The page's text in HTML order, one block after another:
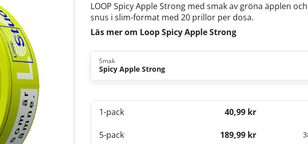
LOOP Spicy Apple Strong med smak av gröna äpplen
snus i slim-format med 20 prillor per dosa.
Läs mer om Loop Spicy Apple Strong
Smak
Spicy Apple Strong
1-pack 40,99 kr
5-pack 189,99 kr